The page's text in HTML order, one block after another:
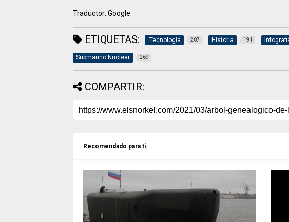
Traductor: Google.
ETIQUETAS: .Tecnologia 207 Historia 191
Submarino Nuclear 269
COMPARTIR:
Recomendado para ti.